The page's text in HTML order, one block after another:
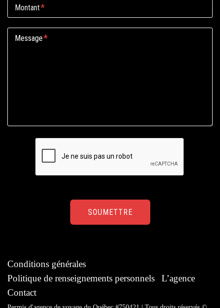
Montant*
Message*
Conditions générales
Politique de renseignements personnels
L’agence
Contact